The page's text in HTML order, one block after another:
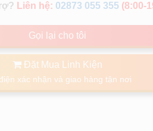
Liên hệ: 02873 055 355 (8:00-
Gọi lại cho tôi
Đặt Mua Linh Kiện
xác nhận và giao hàng tận nơi